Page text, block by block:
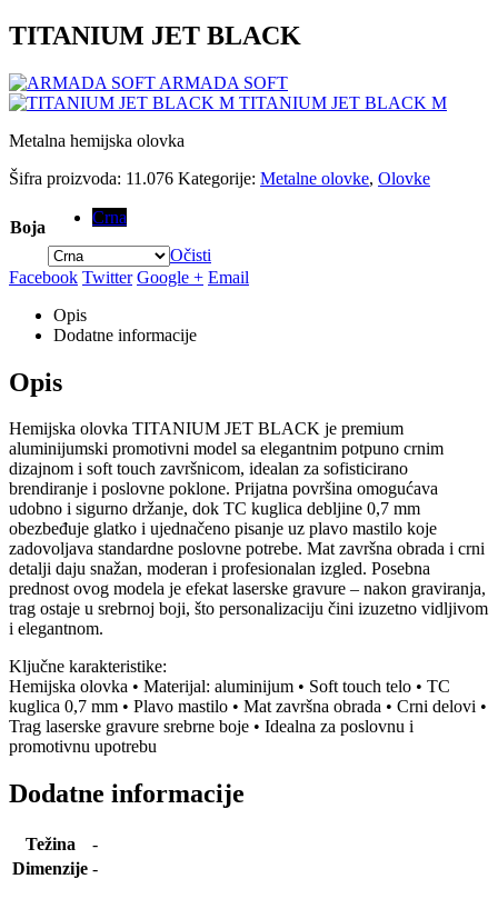
TITANIUM JET BLACK
ARMADA SOFT
TITANIUM JET BLACK M
Metalna hemijska olovka
Šifra proizvoda: 11.076 Kategorije: Metalne olovke, Olovke
Boja
Crna
Očisti
Facebook Twitter Google + Email
Opis
Dodatne informacije
Opis
Hemijska olovka TITANIUM JET BLACK je premium
aluminijumski promotivni model sa elegantnim potpuno crnim
dizajnom i soft touch završnicom, idealan za sofisticirano
brendiranje i poslovne poklone. Prijatna površina omogućava
udobno i sigurno držanje, dok TC kuglica debljine 0,7 mm
obezbeđuje glatko i ujednačeno pisanje uz plavo mastilo koje
zadovoljava standardne poslovne potrebe. Mat završna obrada i crni
detalji daju snažan, moderan i profesionalan izgled. Posebna
prednost ovog modela je efekat laserske gravure – nakon graviranja,
trag ostaje u srebrnoj boji, što personalizaciju čini izuzetno vidljivom
i elegantnom.
Ključne karakteristike:
Hemijska olovka • Materijal: aluminijum • Soft touch telo • TC
kuglica 0,7 mm • Plavo mastilo • Mat završna obrada • Crni delovi •
Trag laserske gravure srebrne boje • Idealna za poslovnu i
promotivnu upotrebu
Dodatne informacije
Težina
-
Dimenzije -